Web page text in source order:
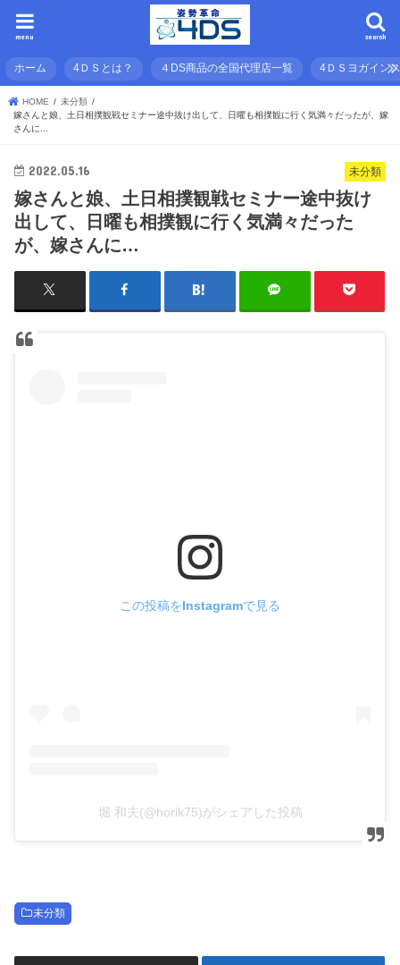
search
menu
ホーム 4ＤＳとは？ ４DS商品の全国代理店一覧 4ＤＳヨガイン
HOME
未分類
嫁さんと娘、土日相撲観戦セミナー途中抜け出して、日曜も相撲観に行く気満々だったが、嫁
さんに...
未分類
2022.05.16
嫁さんと娘、土日相撲観戦セミナー途中抜け
出して、日曜も相撲観に行く気満々だった
が、嫁さんに…
この投稿をInstagramで見る
堀 和夫(@horik75)がシェアした投稿
未分類